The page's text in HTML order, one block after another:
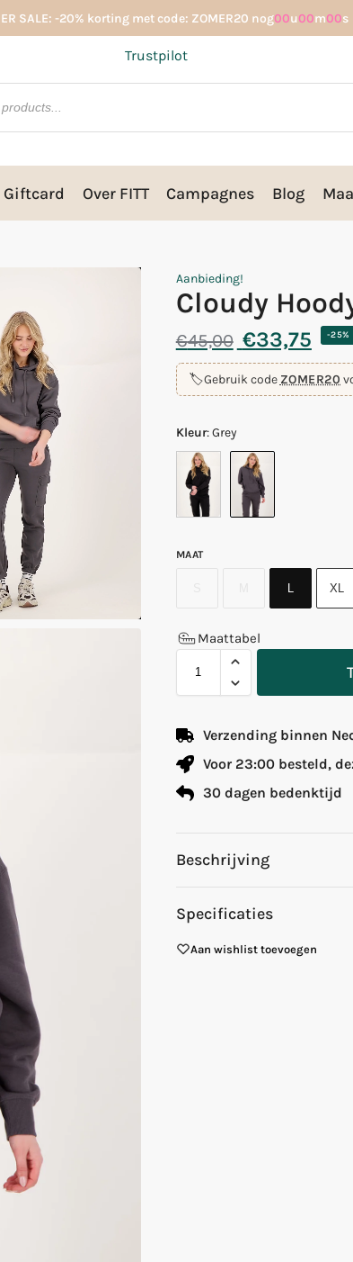
SALE: -20% korting met code: ZOMER20 nog00u00m00s
Trustpilot
Giftcard Over FITT Campagnes Blog
Aanbieding!
Cloudy
€45,00 €33,75 -25%
🏷️Gebruik code ZOMER20
Kleur:Grey
MAAT
L XL
Maattabel
Verzending binnen
Voor 23:00 besteld,
30 dagen bedenktijd
Beschrijving
Specificaties
Aan wishlist toevoegen